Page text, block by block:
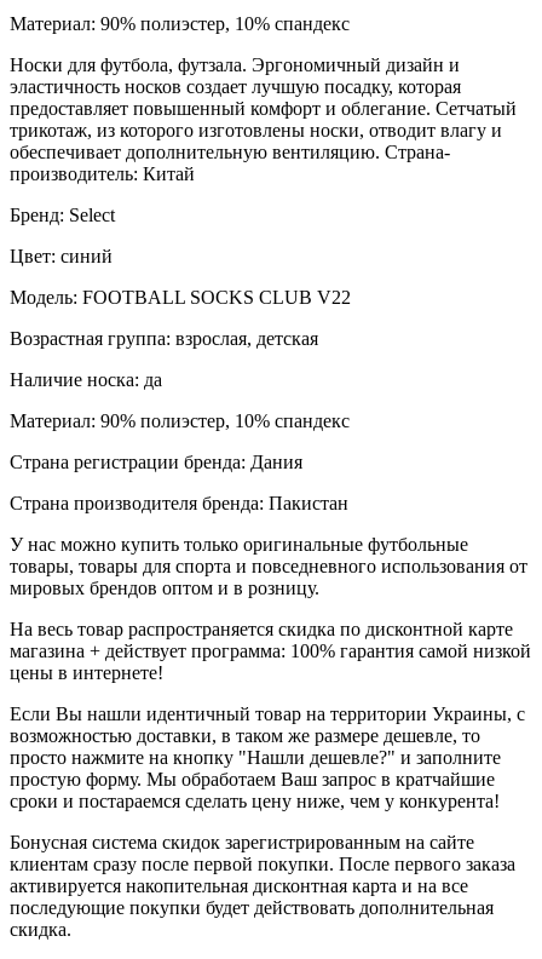
Материал: 90% полиэстер, 10% спандекс
Носки для футбола, футзала. Эргономичный дизайн и
эластичность носков создает лучшую посадку, которая
предоставляет повышенный комфорт и облегание. Сетчатый
трикотаж, из которого изготовлены носки, отводит влагу и
обеспечивает дополнительную вентиляцию. Страна-
производитель: Китай
Бренд: Select
Цвет: синий
Модель: FOOTBALL SOCKS CLUB V22
Возрастная группа: взрослая, детская
Наличие носка: да
Материал: 90% полиэстер, 10% спандекс
Страна регистрации бренда: Дания
Страна производителя бренда: Пакистан
У нас можно купить только оригинальные футбольные
товары, товары для спорта и повседневного использования от
мировых брендов оптом и в розницу.
На весь товар распространяется скидка по дисконтной карте
магазина + действует программа: 100% гарантия самой низкой
цены в интернете!
Если Вы нашли идентичный товар на территории Украины, с
возможностью доставки, в таком же размере дешевле, то
просто нажмите на кнопку "Нашли дешевле?" и заполните
простую форму. Мы обработаем Ваш запрос в кратчайшие
сроки и постараемся сделать цену ниже, чем у конкурента!
Бонусная система скидок зарегистрированным на сайте
клиентам сразу после первой покупки. После первого заказа
активируется накопительная дисконтная карта и на все
последующие покупки будет действовать дополнительная
скидка.